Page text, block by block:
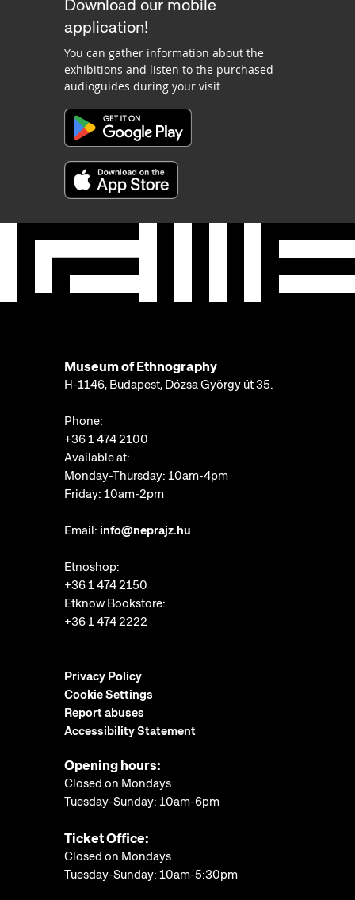
Download our mobile
application!
You can gather information about the
exhibitions and listen to the purchased
audioguides during your visit
Museum of Ethnography
H-1146, Budapest, Dózsa György út 35.
Phone:
+36 1 474 2100
Available at:
Monday-Thursday: 10am-4pm
Friday: 10am-2pm
Email: info@neprajz.hu
Etnoshop:
+36 1 474 2150
Etknow Bookstore:
+36 1 474 2222
Privacy Policy
Cookie Settings
Report abuses
Accessibility Statement
Opening hours:
Closed on Mondays
Tuesday-Sunday: 10am-6pm
Ticket Office:
Closed on Mondays
Tuesday-Sunday: 10am-5:30pm